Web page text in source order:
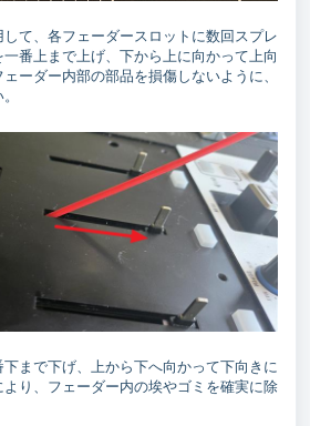
て、各フェーダースロットに数回スプレ
番上まで上げ、下から上に向かって上向
ーダー内部の部品を損傷しないように、
まで下げ、上から下へ向かって下向きに
り、フェーダー内の埃やゴミを確実に除